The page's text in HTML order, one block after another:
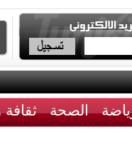
الصحة ثقافة